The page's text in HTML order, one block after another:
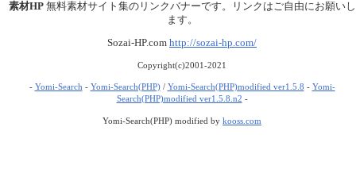
素材HP無料素材サイト集のリンクバナーです。リンクはご自由にお願いし
ます。
Sozai-HP.com http://sozai-hp.com/
Copyright(c)2001-2021
- Yomi-Search- Yomi-Search(PHP)/ Yomi-Search(PHP)modified ver1.5.8 - Yomi-
Search(PHP)modified ver1.5.8.n2 -
Yomi-Search(PHP) modified by kooss.com